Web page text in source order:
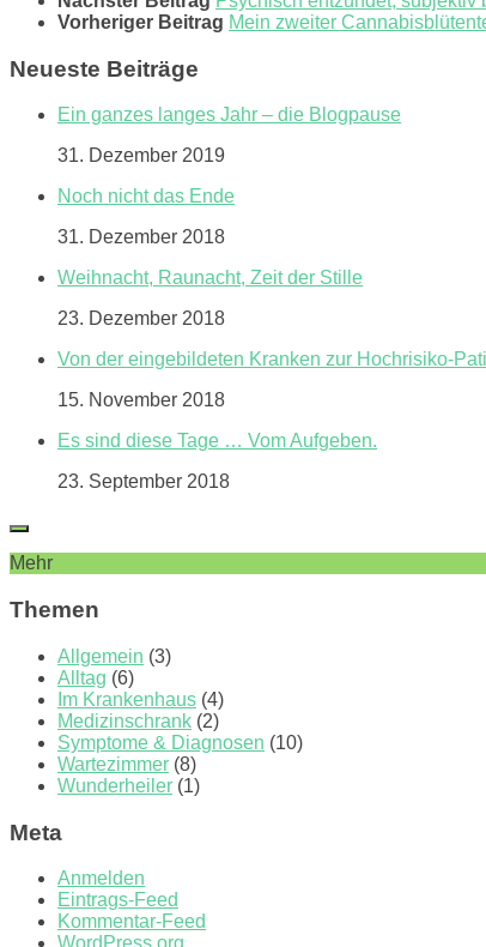
Vorheriger Beitrag Mein zweiter
Neueste Beiträge
Ein ganzes langes Jahr – die Blogpause
31. Dezember 2019
Noch nicht das Ende
31. Dezember 2018
Weihnacht, Raunacht, Zeit der Stille
23. Dezember 2018
Von der eingebildeten Kranken zur Hochrisiko-
15. November 2018
Es sind diese Tage … Vom Aufgeben.
23. September 2018
Mehr
Themen
Allgemein (3)
Alltag (6)
Im Krankenhaus (4)
Medizinschrank (2)
Symptome & Diagnosen (10)
Wartezimmer (8)
Wunderheiler (1)
Meta
Anmelden
Eintrags-Feed
Kommentar-Feed